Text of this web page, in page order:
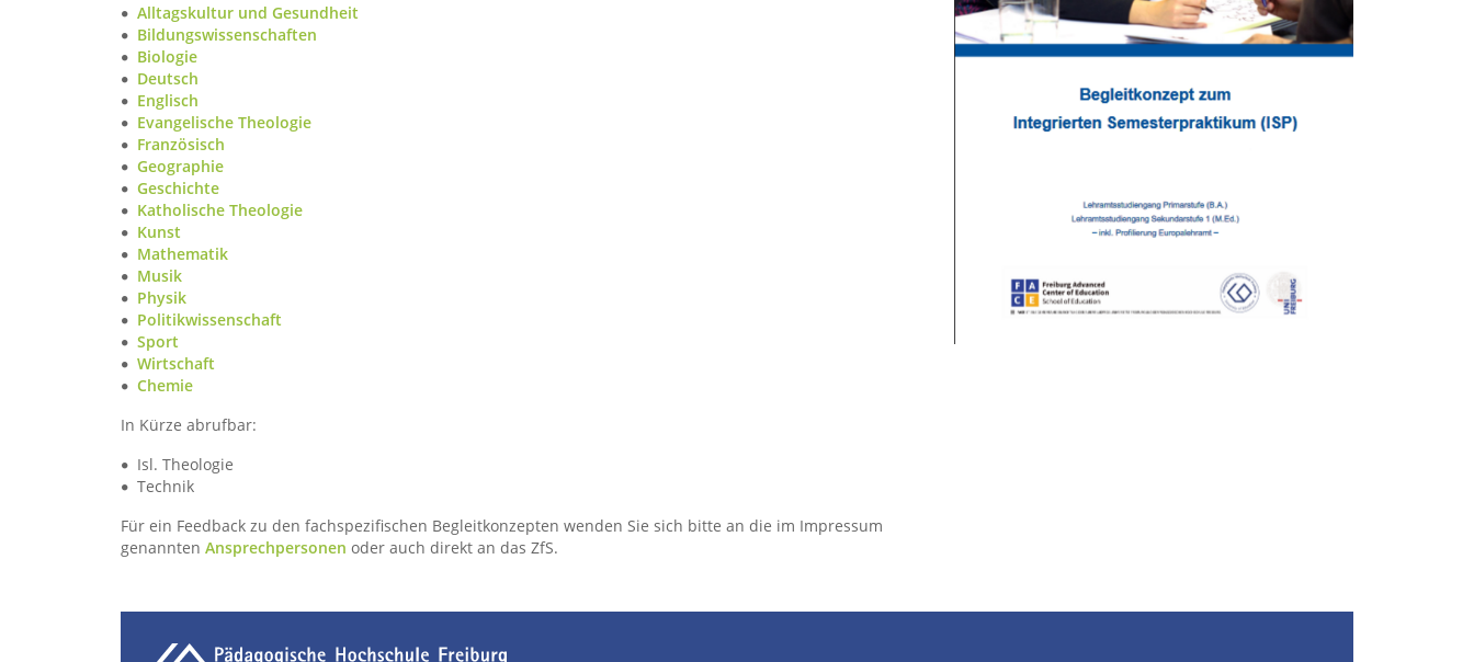
Alltagskultur und Gesundheit
Bildungswissenschaften
Biologie
Deutsch
Englisch
Evangelische Theologie
Französisch
Geographie
Geschichte
Katholische Theologie
Kunst
Mathematik
Musik
Physik
Politikwissenschaft
Sport
Wirtschaft
Chemie
In Kürze abrufbar:
Isl. Theologie
Technik
Für ein Feedback zu den fachspezifischen Begleitkonzepten wenden Sie sich bitte an die im Impressum
genannten Ansprechpersonen oder auch direkt an das ZfS.